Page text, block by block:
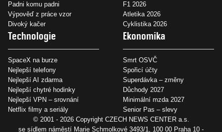
Padni komu padni
Výpověď z práce vzor
Divoký kačer
F1 2026
Atletika 2026
Cyklistika 2026
Technologie
SpaceX na burze
Nejlepší telefony
Nejlepší AI zdarma
Nejlepší chytré hodinky
Nejlepší VPN – srovnání
Netflix filmy a seriály
Ekonomika
Smrt OSVČ
Spořicí účty
Superdávka – změny
Důchody 2027
Minimální mzda 2027
Senior Pas – slevy
© 2001 - 2026 Copyright CZECH NEWS CENTER a.s.
se sídlem náměstí Marie Schmolkové 3493/1, 100 00 Praha 10 -